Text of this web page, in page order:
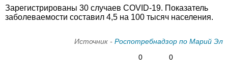
Зарегистрированы 30 случаев COVID-19. Показатель
заболеваемости составил 4,5 на 100 тысяч населения.
Источник - Роспотребнадзор по Марий Эл
0
0